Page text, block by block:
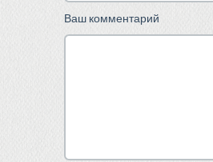
Ваш комментарий